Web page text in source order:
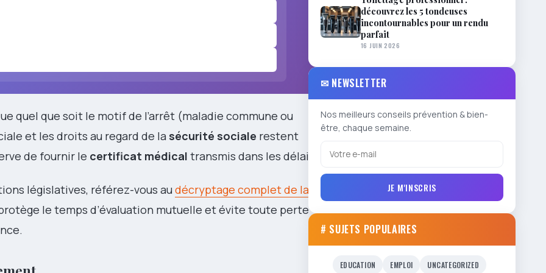
quel que soit le motif de l’arrêt (maladie commune ou
et les droits au regard de la sécurité sociale restent
de fournir le certificat médical transmis dans les délais.
législatives, référez-vous au décryptage complet de la loi et
le temps d’évaluation mutuelle et évite toute perte
découvrez les 5 tondeuses
incontournables pour un rendu
parfait
16 JUIN 2026
✉ NEWSLETTER
Nos meilleurs conseils prévention & bien-
être, chaque semaine.
JE M'INSCRIS
# SUJETS POPULAIRES
EDUCATION EMPLOI UNCATEGORIZED